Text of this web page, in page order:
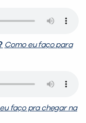
Como eu faço para
faço pra chegar na